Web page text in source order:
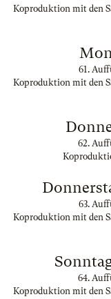
Koproduktion mit den
61.
Koproduktion mit den
62.
63.
Koproduktion mit den
64.
Koproduktion mit den